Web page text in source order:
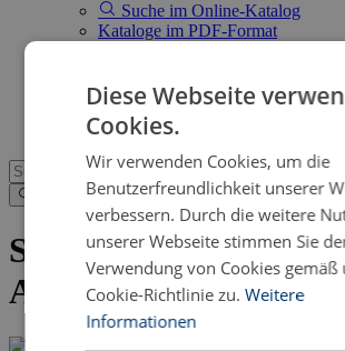
Suche im Online-Katalog
Kataloge im PDF-Format
FAQ
Senden Sie uns eine
Anfrage
Diese Webseite
Cookies.
Wir verwenden Cookies, um die
Benutzerfreundlichkeit unserer
verbessern. Durch die weitere
unserer Webseite stimmen Sie
Verwendung von Cookies gemäß
Cookie-Richtlinie zu. Weitere
Informationen